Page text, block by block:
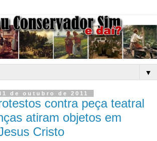
▼
de outubro de 2011
contra peça teatral
atiram objetos em
Cristo